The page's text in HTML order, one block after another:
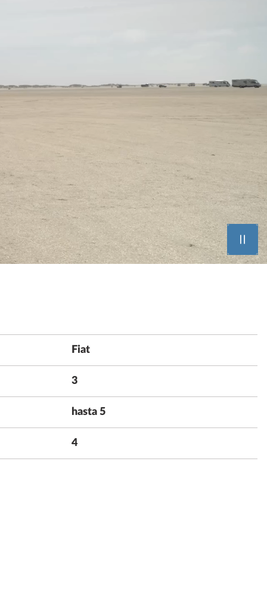
Fiat
3
hasta 5
4